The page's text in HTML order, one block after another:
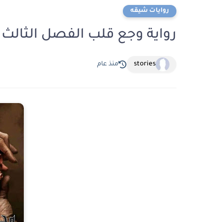
روايات شيقه
رواية وجع قلب الفصل الثالث 3 بقلم اسماء
stories منذ عام